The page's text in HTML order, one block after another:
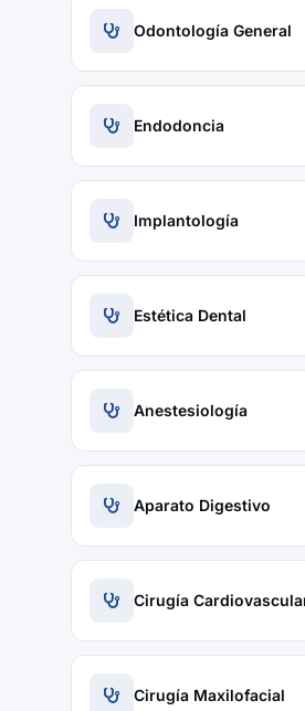
Odontología General
Endodoncia
Implantología
Estética Dental
Anestesiología
Aparato Digestivo
Cirugía
Cirugía Maxilofacial